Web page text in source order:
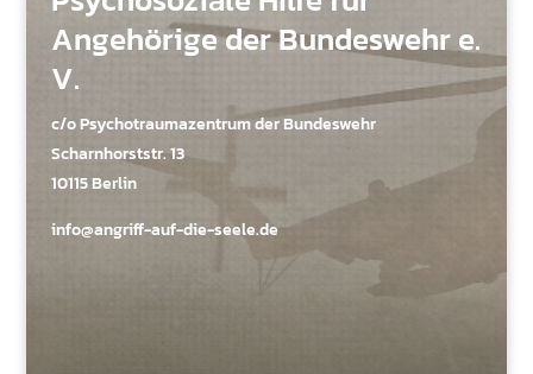
Angehörige der Bundeswehr e.
V.
c/o Psychotraumazentrum der Bundeswehr
Scharnhorststr. 13
10115 Berlin
info@angriff-auf-die-seele.de